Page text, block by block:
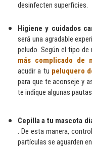
desinfecten superficies.
Higiene y cuidados
será una agradable
peludo. Según el tipo de
más complicado de
acudir a tu peluquero
para que te aconseje y
te indique algunas
Cepilla a tu mascota
. De esta manera,
partículas se aguarden